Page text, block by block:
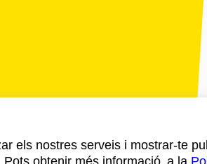
els nostres serveis i mostrar-te
obtenir més informació a la